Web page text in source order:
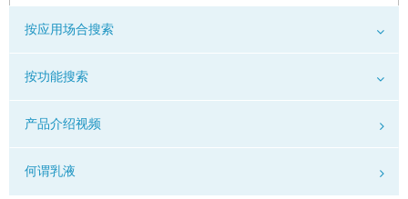
按应用场合搜索
按功能搜索
产品介绍视频
何谓乳液